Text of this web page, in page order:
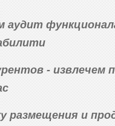
аудит
- извлечем
размещения и